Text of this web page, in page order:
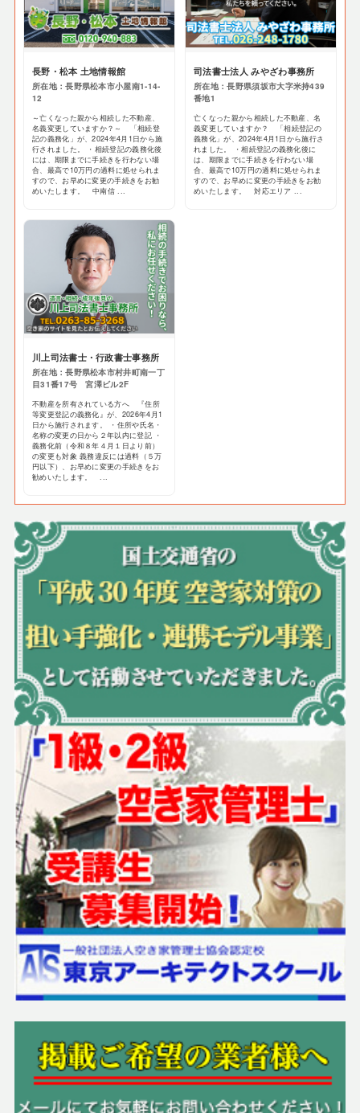
長野・松本 土地情報館
所在地：長野県松本市小屋南1-14-
12
～亡くなった親から相続した不動産、
名義変更していますか？～ 「相続登
記の義務化」が、2024年4月1日から施
行されました。 ・相続登記の義務化後
には、期限までに手続きを行わない場
合、最高で10万円の過料に処せられま
すので、お早めに変更の手続きをお勧
めいたします。 中南信 ...
司法書士法人 みやざわ事務所
所在地：長野県須坂市大字米持439
番地1
亡くなった親から相続した不動産、名
義変更していますか？ 「相続登記の
義務化」が、2024年4月1日から施行さ
れました。 ・相続登記の義務化後に
は、期限までに手続きを行わない場
合、最高で10万円の過料に処せられま
すので、お早めに変更の手続きをお勧
めいたします。 対応エリア ...
川上司法書士・行政書士事務所
所在地：長野県松本市村井町南一丁
目31番17号 宮澤ビル2F
不動産を所有されている方へ 『住所
等変更登記の義務化』が、2026年4月1
日から施行されます。 ・住所や氏名・
名称の変更の日から２年以内に登記 ・
義務化前（令和８年４月１日より前）
の変更も対象 義務違反には過料（５万
円以下）、お早めに変更の手続きをお
勧めいたします。 ...